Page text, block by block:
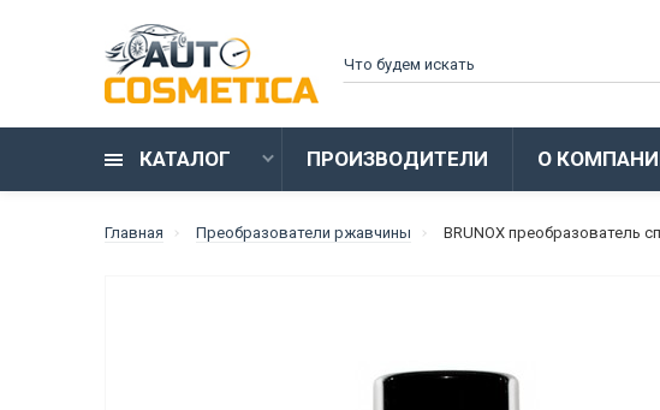
КАТАЛОГ ПРОИЗВОДИТЕЛИ О
Главная Преобразователи ржавчины BRUNOX преобразователь